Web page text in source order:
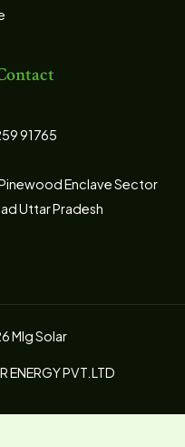
91765
Enclave Sector
Uttar Pradesh
Mlg Solar
ENERGY PVT.LTD